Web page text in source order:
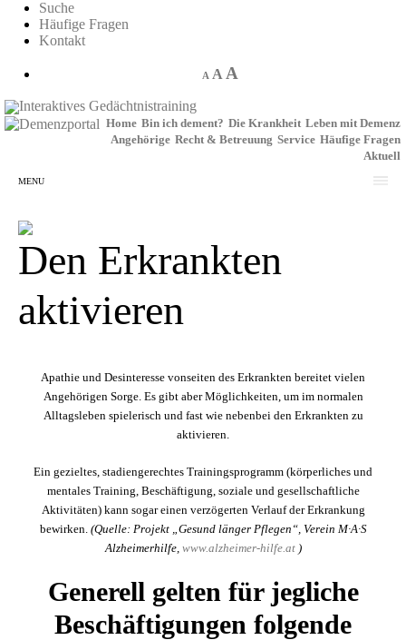
Suche
Häufige Fragen
Kontakt
A A A
Interaktives Gedächtnistraining
Home Bin ich dement? Die Krankheit Leben mit Demenz
Angehörige Recht & Betreuung Service Häufige Fragen
Aktuell
MENU
Den Erkrankten
aktivieren
Apathie und Desinteresse vonseiten des Erkrankten bereitet vielen
Angehörigen Sorge. Es gibt aber Möglichkeiten, um im normalen
Alltagsleben spielerisch und fast wie nebenbei den Erkrankten zu
aktivieren.
Ein gezieltes, stadiengerechtes Trainingsprogramm (körperliches und
mentales Training, Beschäftigung, soziale und gesellschaftliche
Aktivitäten) kann sogar einen verzögerten Verlauf der Erkrankung
bewirken. (Quelle: Projekt „Gesund länger Pflegen“, Verein M∙A∙S
Alzheimerhilfe, www.alzheimer-hilfe.at)
Generell gelten für jegliche
Beschäftigungen folgende